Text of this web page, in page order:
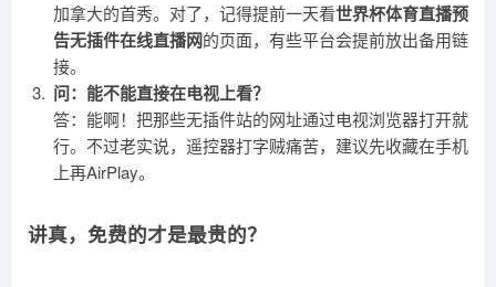
加拿大的首秀。对了，记得提前一天看世界杯体育直播预
告无插件在线直播网的页面，有些平台会提前放出备用链
接。
问：能不能直接在电视上看？
答：能啊！把那些无插件站的网址通过电视浏览器打开就
行。不过老实说，遥控器打字贼痛苦，建议先收藏在手机
上再AirPlay。
讲真，免费的才是最贵的？